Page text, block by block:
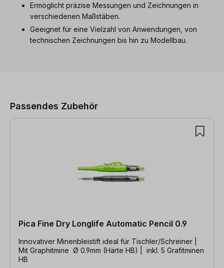
Ermöglicht präzise Messungen und Zeichnungen in
verschiedenen Maßstäben.
Geeignet für eine Vielzahl von Anwendungen, von
technischen Zeichnungen bis hin zu Modellbau.
Passendes Zubehör
Pica Fine Dry Longlife Automatic Pencil 0.9
Innovativer Minenbleistift ideal für Tischler/Schreiner |
Mit Graphitmine Ø 0.9mm (Härte HB) | inkl. 5 Grafitminen
HB